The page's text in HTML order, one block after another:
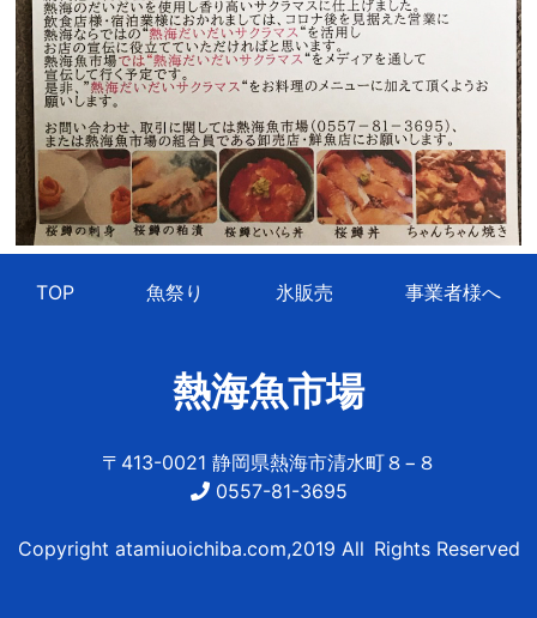
TOP 魚祭り 氷販売 事業者様へ
熱海魚市場
〒413-0021 静岡県熱海市清水町８−８
0557-81-3695
Copyright atamiuoichiba.com,2019 All Rights Reserved